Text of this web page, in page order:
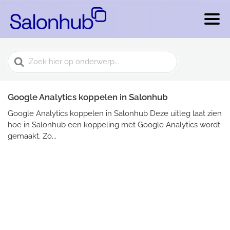
Search
For
Google Analytics koppelen in Salonhub
Google Analytics koppelen in Salonhub Deze uitleg laat zien
hoe in Salonhub een koppeling met Google Analytics wordt
gemaakt. Zo...